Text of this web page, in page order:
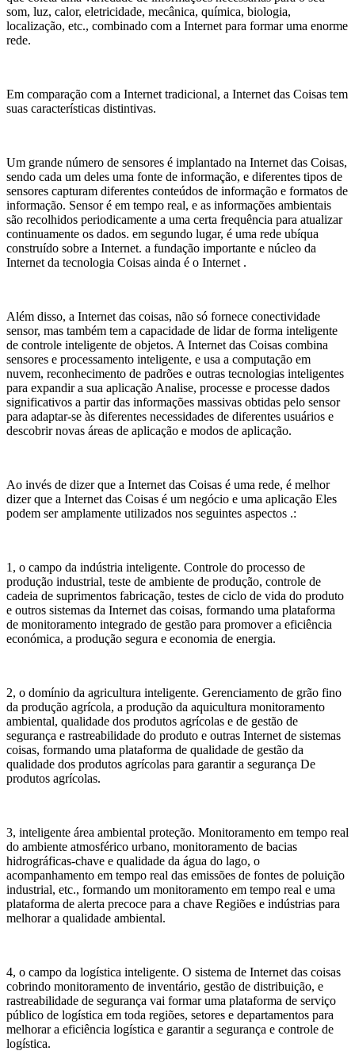
som, luz, calor, eletricidade, mecânica, química, biologia,
localização, etc., combinado com a Internet para formar uma enorme
rede.
Em comparação com a Internet tradicional, a Internet das Coisas tem
suas características distintivas.
Um grande número de sensores é implantado na Internet das Coisas,
sendo cada um deles uma fonte de informação, e diferentes tipos de
sensores capturam diferentes conteúdos de informação e formatos de
informação. Sensor é em tempo real, e as informações ambientais
são recolhidos periodicamente a uma certa frequência para atualizar
continuamente os dados. em segundo lugar, é uma rede ubíqua
construído sobre a Internet. a fundação importante e núcleo da
Internet da tecnologia Coisas ainda é o Internet .
Além disso, a Internet das coisas, não só fornece conectividade
sensor, mas também tem a capacidade de lidar de forma inteligente
de controle inteligente de objetos. A Internet das Coisas combina
sensores e processamento inteligente, e usa a computação em
nuvem, reconhecimento de padrões e outras tecnologias inteligentes
para expandir a sua aplicação Analise, processe e processe dados
significativos a partir das informações massivas obtidas pelo sensor
para adaptar-se às diferentes necessidades de diferentes usuários e
descobrir novas áreas de aplicação e modos de aplicação.
Ao invés de dizer que a Internet das Coisas é uma rede, é melhor
dizer que a Internet das Coisas é um negócio e uma aplicação Eles
podem ser amplamente utilizados nos seguintes aspectos .:
1, o campo da indústria inteligente. Controle do processo de
produção industrial, teste de ambiente de produção, controle de
cadeia de suprimentos fabricação, testes de ciclo de vida do produto
e outros sistemas da Internet das coisas, formando uma plataforma
de monitoramento integrado de gestão para promover a eficiência
económica, a produção segura e economia de energia.
2, o domínio da agricultura inteligente. Gerenciamento de grão fino
da produção agrícola, a produção da aquicultura monitoramento
ambiental, qualidade dos produtos agrícolas e de gestão de
segurança e rastreabilidade do produto e outras Internet de sistemas
coisas, formando uma plataforma de qualidade de gestão da
qualidade dos produtos agrícolas para garantir a segurança De
produtos agrícolas.
3, inteligente área ambiental proteção. Monitoramento em tempo real
do ambiente atmosférico urbano, monitoramento de bacias
hidrográficas-chave e qualidade da água do lago, o
acompanhamento em tempo real das emissões de fontes de poluição
industrial, etc., formando um monitoramento em tempo real e uma
plataforma de alerta precoce para a chave Regiões e indústrias para
melhorar a qualidade ambiental.
4, o campo da logística inteligente. O sistema de Internet das coisas
cobrindo monitoramento de inventário, gestão de distribuição, e
rastreabilidade de segurança vai formar uma plataforma de serviço
público de logística em toda regiões, setores e departamentos para
melhorar a eficiência logística e garantir a segurança e controle de
logística.